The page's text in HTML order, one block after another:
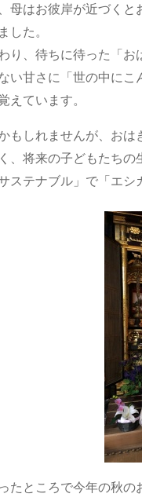
母はお彼岸が近づく
した。
り、待ちに待った「お
い甘さに「世の中に
えています。
もしれませんが、お
、将来の子どもたちの
ステナブル」で「エシ
たところで今年の秋の